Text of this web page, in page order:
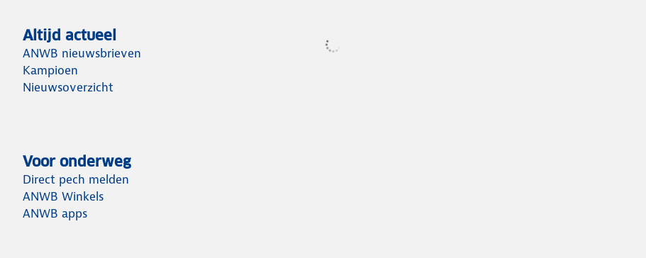
Altijd actueel
ANWB nieuwsbrieven
Kampioen
Nieuwsoverzicht
Voor onderweg
Direct pech melden
ANWB Winkels
ANWB apps